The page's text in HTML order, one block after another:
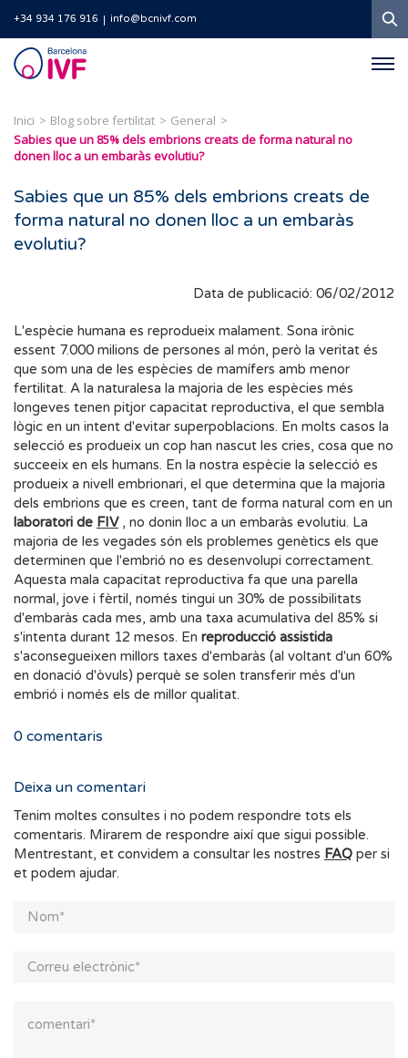
+34 934 176 916 info@bcnivf.com
Barcelona
IVF
Inici Blog sobre fertilitat
General
Sabies que un 85% dels embrions creats de forma natural no
donen lloc a un embaràs evolutiu?
Sabies que un 85% dels embrions creats de
forma natural no donen lloc a un embaràs
evolutiu?
Data de publicació: 06/02/2012
L'espècie humana es reprodueix malament. Sona irònic
essent 7.000 milions de persones al món, però la veritat és
que som una de les espècies de mamífers amb menor
fertilitat. A la naturalesa la majoria de les espècies més
longeves tenen pitjor capacitat reproductiva, el que sembla
lògic en un intent d'evitar superpoblacions. En molts casos la
selecció es produeix un cop han nascut les cries, cosa que no
succeeix en els humans. En la nostra espècie la selecció es
produeix a nivell embrionari, el que determina que la majoria
dels embrions que es creen, tant de forma natural com en un
laboratori de FIV , no donin lloc a un embaràs evolutiu. La
majoria de les vegades són els problemes genètics els que
determinen que l'embrió no es desenvolupi correctament.
Aquesta mala capacitat reproductiva fa que una parella
normal, jove i fèrtil, només tingui un 30% de possibilitats
d'embaràs cada mes, amb una taxa acumulativa del 85% si
s'intenta durant 12 mesos. En reproducció assistida
s'aconsegueixen millors taxes d'embaràs (al voltant d'un 60%
en donació d'òvuls) perquè se solen transferir més d'un
embrió i només els de millor qualitat.
0 comentaris
Deixa un comentari
Tenim moltes consultes i no podem respondre tots els
comentaris. Mirarem de respondre així que sigui possible.
Mentrestant, et convidem a consultar les nostres FAQ per si
et podem ajudar.